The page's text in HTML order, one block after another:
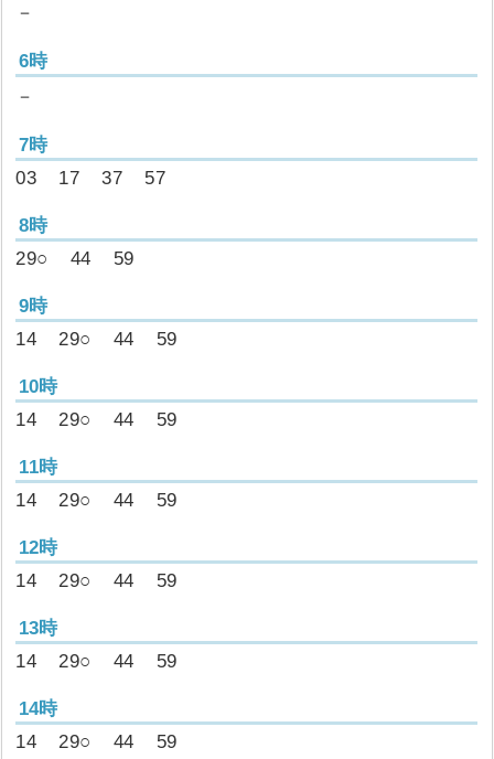
－
6時
－
7時
03
17 37 57
8時
29○
44 59
9時
14
29○ 44 59
10時
14
29○ 44 59
11時
14
29○ 44 59
12時
14
29○ 44 59
13時
14
29○ 44 59
14時
14
29○ 44 59